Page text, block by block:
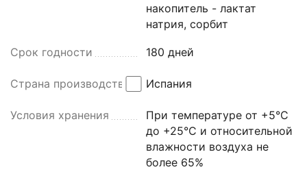
накопитель - лактат
натрия, сорбит
Срок годности 180 дней
Страна производства Испания
Условия хранения
При температуре от +5°C
до +25°C и относительной
влажности воздуха не
более 65%